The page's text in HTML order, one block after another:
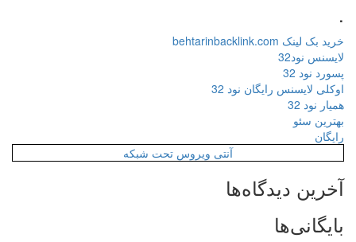
خرید بک لینک behtarinbacklink.com
لایسنس نود32
پسورد نود 32
اوکلی لایسنس رایگان نود 32
همیار نود 32
بهترین سئو
رایگان
آنتی ویروس تحت شبکه
آخرین دیدگاه‌ها
بایگانی‌ها